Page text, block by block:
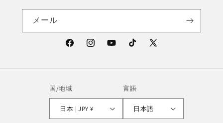
メール
FacebookInstagramYouTubeTikTok
X
国/地域
日本 | JPY ¥
言語
日本語